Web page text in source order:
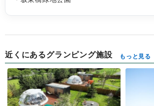
近くにあるグランピング施設 もっと見る